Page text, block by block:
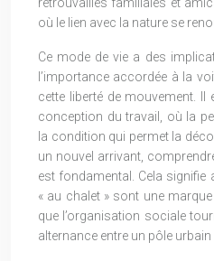
où le lien avec la nature se
Ce mode de vie a des
l’importance accordée à la
cette liberté de mouvement. Il
conception du travail, où la
la condition qui permet la
un nouvel arrivant,
est fondamental. Cela signifie
« au chalet » sont une
que l’organisation sociale
alternance entre un pôle urbain